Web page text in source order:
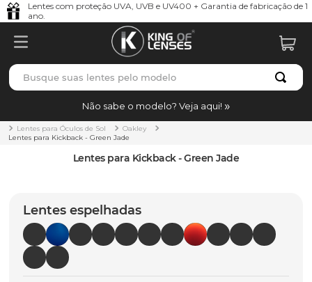
Lentes com proteção UVA, UVB e UV400 + Garantia de fabricação de 1
ano.
Busque suas lentes pelo modelo
Não sabe o modelo? Veja aqui!
Lentes para Óculos de Sol
Oakley
Lentes para Kickback - Green Jade
Lentes para Kickback - Green Jade
Lentes espelhadas
TERMOS MAIS BUSCADOS
1º borrachas
holbrook
5º chaves
6º t-shock
7º latch